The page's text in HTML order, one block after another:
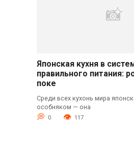
Японская кухня в
правильного питания:
поке
Среди всех кухонь мира
особняком — она
0 117